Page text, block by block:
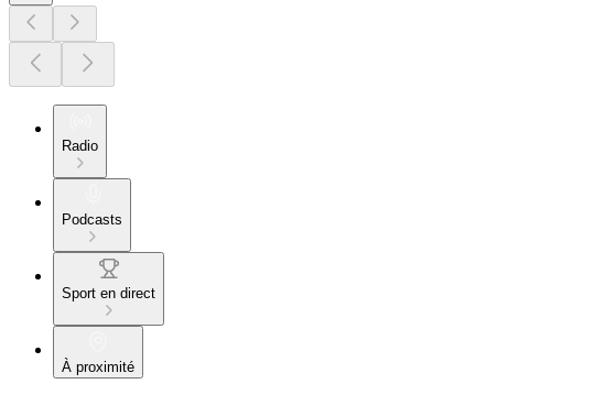
Radio
Podcasts
Sport en direct
À proximité